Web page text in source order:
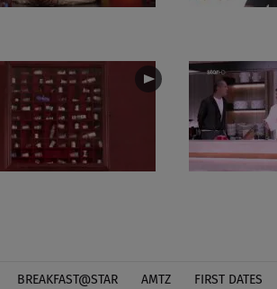
BREAKFAST@STAR ΑΜΤΖ FIRST DATES